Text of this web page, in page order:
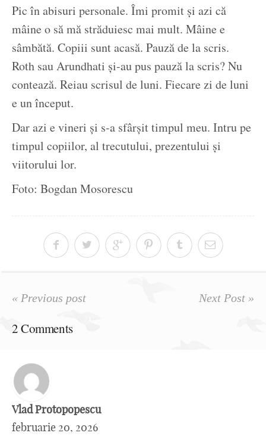
Pic în abisuri personale. Îmi promit și azi că
mâine o să mă străduiesc mai mult. Mâine e
sâmbătă. Copiii sunt acasă. Pauză de la scris.
Roth sau Arundhati și-au pus pauză la scris? Nu
contează. Reiau scrisul de luni. Fiecare zi de luni
e un început.
Dar azi e vineri și s-a sfârșit timpul meu. Intru pe
timpul copiilor, al trecutului, prezentului și
viitorului lor.
Foto: Bogdan Mosorescu
« Previous post Next Post »
2 Comments
Vlad Protopopescu
februarie 20, 2026